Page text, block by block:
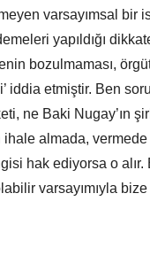
varsayımsal
yapıldığı
bozulmaması,
iddia etmiştir. Ben
ne Baki Nugay’ın
ihale almada,
hak ediyorsa o
varsayımıyla